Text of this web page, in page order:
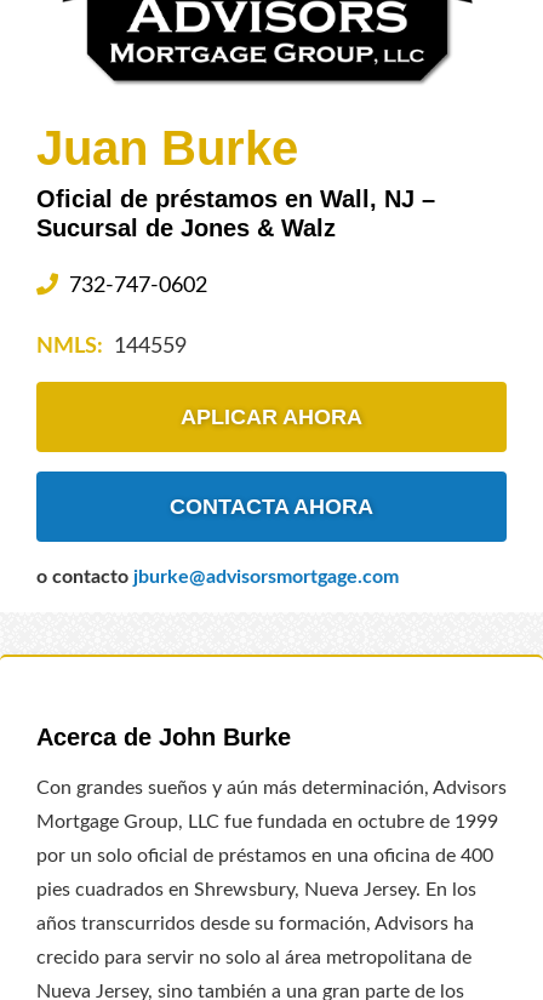
Juan Burke
Oficial de préstamos en Wall, NJ –
Sucursal de Jones & Walz
732-747-0602
NMLS: 144559
APLICAR AHORA
CONTACTA AHORA
o contacto jburke@advisorsmortgage.com
Acerca de John Burke
Con grandes sueños y aún más determinación, Advisors
Mortgage Group, LLC fue fundada en octubre de 1999
por un solo oficial de préstamos en una oficina de 400
pies cuadrados en Shrewsbury, Nueva Jersey. En los
años transcurridos desde su formación, Advisors ha
crecido para servir no solo al área metropolitana de
Nueva Jersey, sino también a una gran parte de los